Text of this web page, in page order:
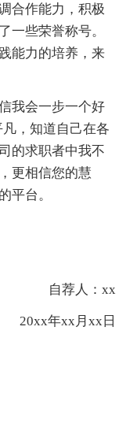
合作能力，积极
一些荣誉称号。
能力的培养，来
我会一步一个好
，知道自己在各
的求职者中我不
更相信您的慧
平台。
自荐人：xx
20xx年xx月xx日